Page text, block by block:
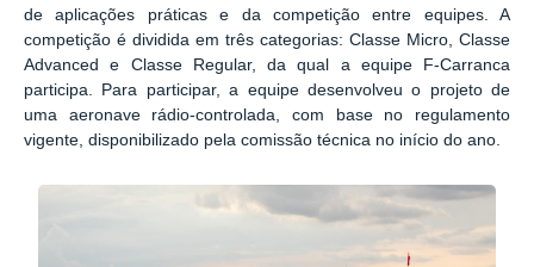
de aplicações práticas e da competição entre equipes. A
competição é dividida em três categorias: Classe Micro, Classe
Advanced e Classe Regular, da qual a equipe F-Carranca
participa. Para participar, a equipe desenvolveu o projeto de
uma aeronave rádio-controlada, com base no regulamento
vigente, disponibilizado pela comissão técnica no início do ano.